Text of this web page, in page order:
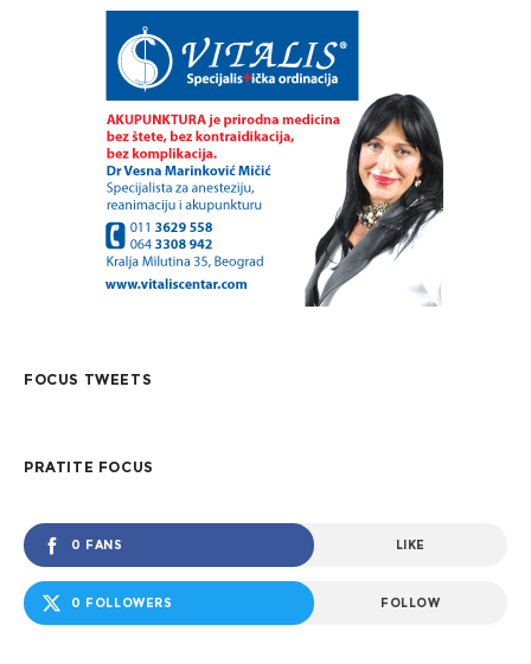
FOCUS TWEETS
PRATITE FOCUS
0 FANS LIKE
0 FOLLOWERS FOLLOW